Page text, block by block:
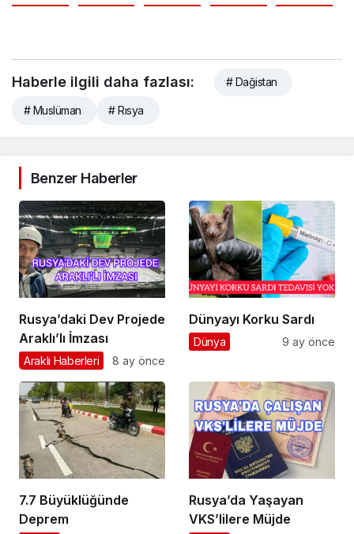
Haberle ilgili daha fazlası: # Dağistan
# Muslüman # Rısya
Benzer Haberler
Rusya’daki Dev Projede
Araklı’lı İmzası
Araklı Haberleri 8 ay önce
Dünyayı Korku Sardı
Dünya 9 ay önce
7.7 Büyüklüğünde
Deprem
Rusya’da Yaşayan
VKS’lilere Müjde